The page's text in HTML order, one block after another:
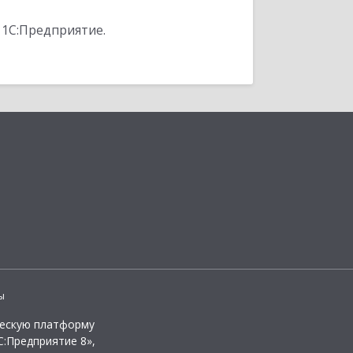
платформу
8»,